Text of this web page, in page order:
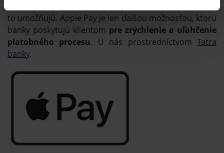
to umožňujú. Apple Pay je len ďalšou možnosťou, ktorú
banky poskytujú klientom pre zrýchlenie a uľahčenie
platobného procesu. U nás prostredníctvomTatra
banky.